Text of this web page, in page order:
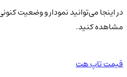
در اینجا می‌توانید نمودار و وضعیت
مشاهده کنید.
قیمت تاپ هت